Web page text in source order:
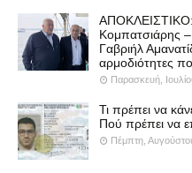
ΑΠΟΚΛΕΙΣΤΙΚΟ:
Κομπατσιάρης –
Γαβριήλ
αρμοδιότητες
Παρασκευή,
Τι πρέπει να
Πού πρέπει να
Πέμπτη,